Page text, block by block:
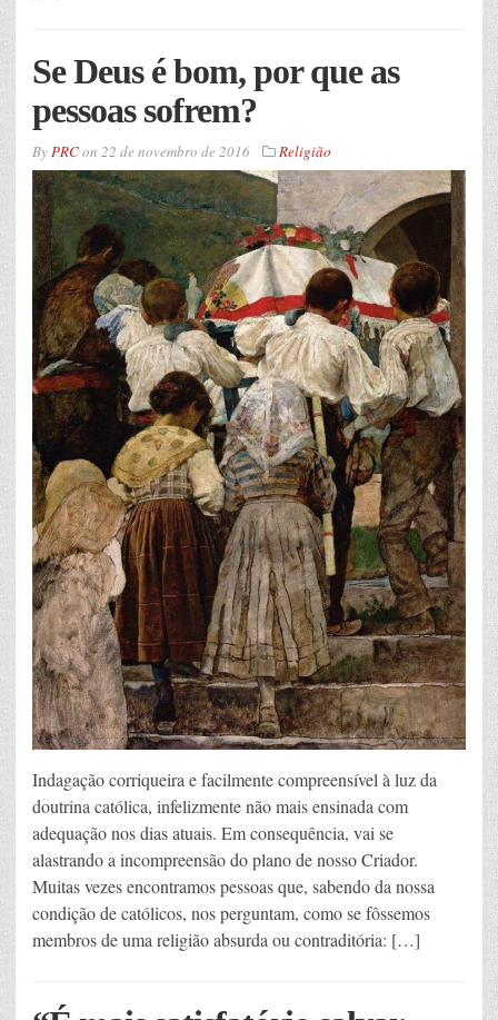
Se Deus é bom, por que as
pessoas sofrem?
ByPRCon 22 de novembro de 2016 Religião
Indagação corriqueira e facilmente compreensível à luz da
doutrina católica, infelizmente não mais ensinada com
adequação nos dias atuais. Em consequência, vai se
alastrando a incompreensão do plano de nosso Criador.
Muitas vezes encontramos pessoas que, sabendo da nossa
condição de católicos, nos perguntam, como se fôssemos
membros de uma religião absurda ou contraditória: […]